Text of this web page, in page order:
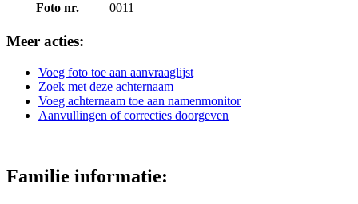
Foto nr.
0011
Meer acties:
Voeg foto toe aan aanvraaglijst
Zoek met deze achternaam
Voeg achternaam toe aan namenmonitor
Aanvullingen of correcties doorgeven
Familie informatie: